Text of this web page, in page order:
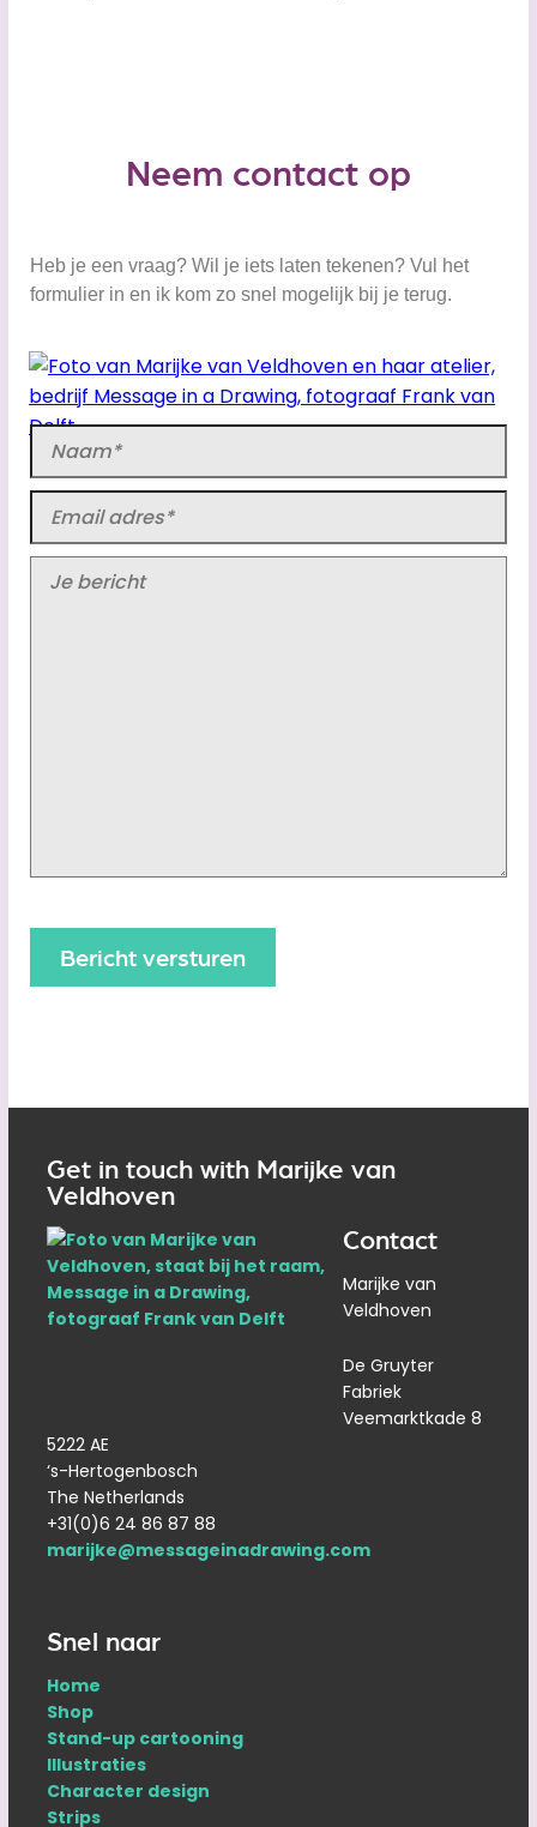
Neem contact op
Heb je een vraag? Wil je iets laten tekenen? Vul het
formulier in en ik kom zo snel mogelijk bij je terug.
Get in touch with Marijke van
Veldhoven
Contact
Marijke van
Veldhoven
De Gruyter
Fabriek
Veemarktkade 8
5222 AE
‘s-Hertogenbosch
The Netherlands
+31(0)6 24 86 87 88
marijke@messageinadrawing.com
Snel naar
Home
Shop
Stand-up cartooning
Illustraties
Character design
Strips